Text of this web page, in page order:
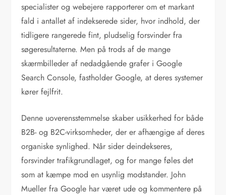
specialister og webejere rapporterer om et markant
fald i antallet af indekserede sider, hvor indhold, der
tidligere rangerede fint, pludselig forsvinder fra
søgeresultaterne. Men på trods af de mange
skærmbilleder af nedadgående grafer i Google
Search Console, fastholder Google, at deres systemer
kører fejlfrit.
Denne uoverensstemmelse skaber usikkerhed for både
B2B- og B2C-virksomheder, der er afhængige af deres
organiske synlighed. Når sider deindekseres,
forsvinder trafikgrundlaget, og for mange føles det
som at kæmpe mod en usynlig modstander. John
Mueller fra Google har været ude og kommentere på